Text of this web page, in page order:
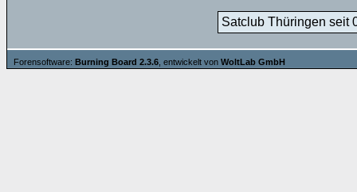
Satclub Thüringen seit
Forensoftware: Burning Board 2.3.6 , entwickelt von WoltLab GmbH